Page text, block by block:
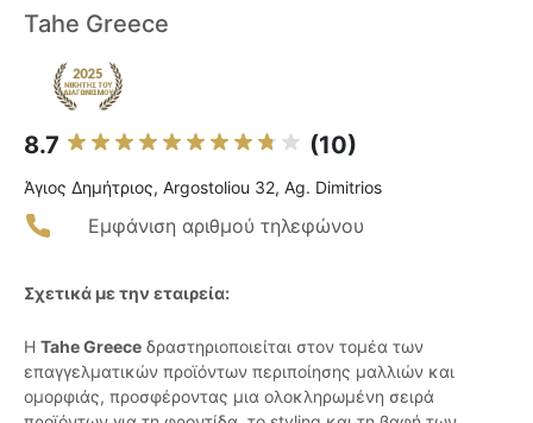
Tahe Greece
8.7 (10)
Άγιος Δημήτριος, Argostoliou 32, Ag. Dimitrios
Εμφάνιση αριθμού τηλεφώνου
Σχετικά με την εταιρεία:
Η Tahe Greece δραστηριοποιείται στον τομέα των
επαγγελματικών προϊόντων περιποίησης μαλλιών και
ομορφιάς, προσφέροντας μια ολοκληρωμένη σειρά